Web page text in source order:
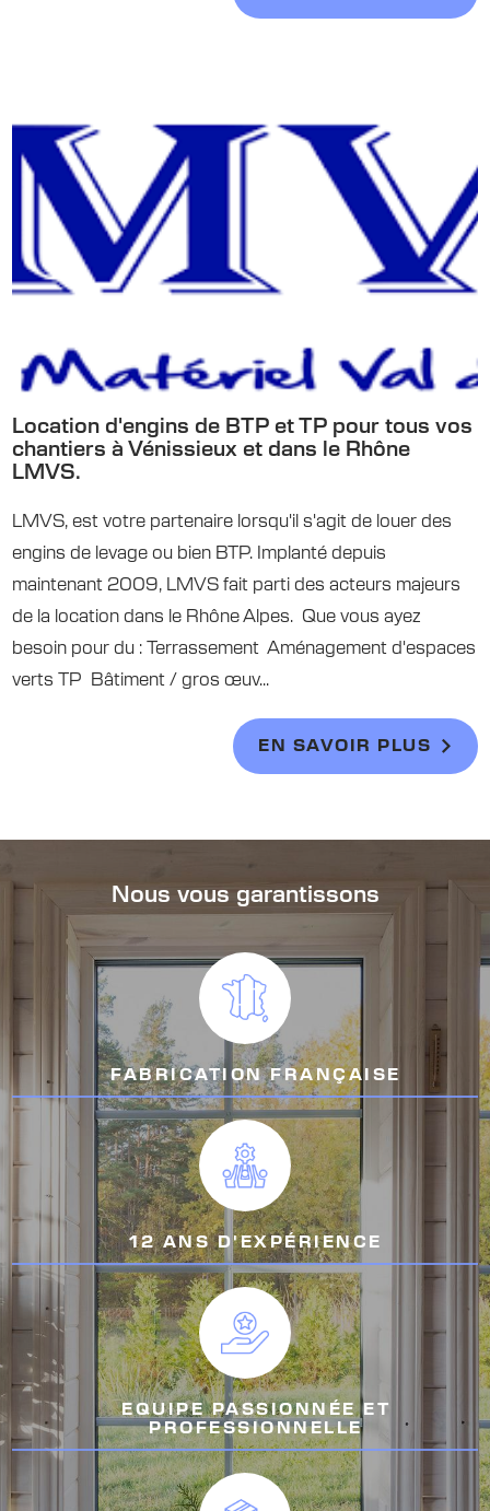
Location d'engins de BTP et TP pour tous vos
chantiers à Vénissieux et dans le Rhône
LMVS.
LMVS, est votre partenaire lorsqu'il s'agit de louer des
engins de levage ou bien BTP. Implanté depuis
maintenant 2009, LMVS fait parti des acteurs majeurs
de la location dans le Rhône Alpes. Que vous ayez
besoin pour du : Terrassement Aménagement d'espaces
verts TP Bâtiment / gros œuv...
EN SAVOIR PLUS
Nous vous garantissons
FABRICATION FRANÇAISE
12 ANS D'EXPÉRIENCE
EQUIPE PASSIONNÉE ET
PROFESSIONNELLE